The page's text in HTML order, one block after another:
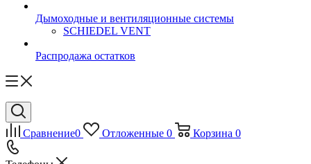
Дымоходные и вентиляционные системы
SCHIEDEL VENT
Распродажа остатков
Сравнение0 Отложенные 0 Корзина 0